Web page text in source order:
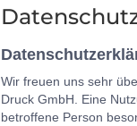
Wir freuen uns sehr
Druck GmbH. Eine
betroffene Person